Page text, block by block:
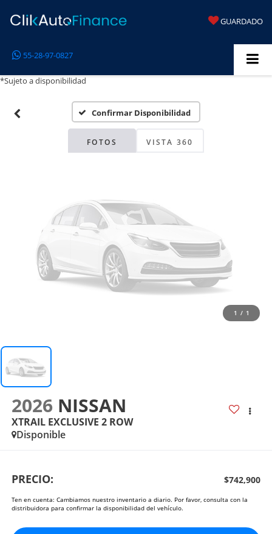
GUARDADO
55-28-97-0827
*Sujeto a disponibilidad
Confirmar Disponibilidad
FOTOS VISTA 360
Disponibles
Por favor, revise luego
1 / 1
2026 NISSAN
XTRAIL EXCLUSIVE 2 ROW
Disponible
PRECIO: $742,900
Ten en cuenta: Cambiamos nuestro inventario a diario. Por favor, consulta con la
distribuidora para confirmar la disponibilidad del vehículo.